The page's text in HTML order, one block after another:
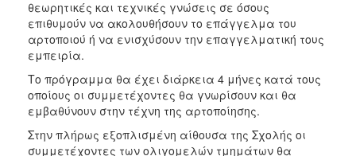
2015
2012
2011
ΔΗΜΟΣ
θεωρητικές και τεχνικές γνώσεις σε όσους
επιθυμούν να ακολουθήσουν το επάγγελμα του
αρτοποιού ή να ενισχύσουν την επαγγελματική τους
εμπειρία.
Το πρόγραμμα θα έχει διάρκεια 4 μήνες κατά τους
οποίους οι συμμετέχοντες θα γνωρίσουν και θα
εμβαθύνουν στην τέχνη της αρτοποίησης.
Στην πλήρως εξοπλισμένη αίθουσα της Σχολής οι
συμμετέχοντες των ολιγομελών τμημάτων θα